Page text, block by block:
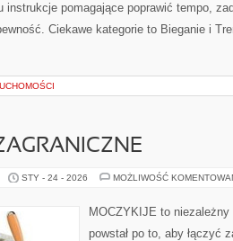
instrukcje pomagające poprawić tempo,
Ciekawe kategorie to Bieganie i
STY - 24 - 2026 MOŻLIWOŚĆ
MOCZYKIJE to
powstał po to, aby łączyć